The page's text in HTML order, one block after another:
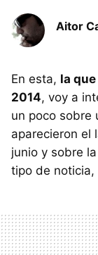
Aitor
En esta, la
2014, voy a
un poco sobre
aparecieron el
junio y sobre
tipo de noticia,